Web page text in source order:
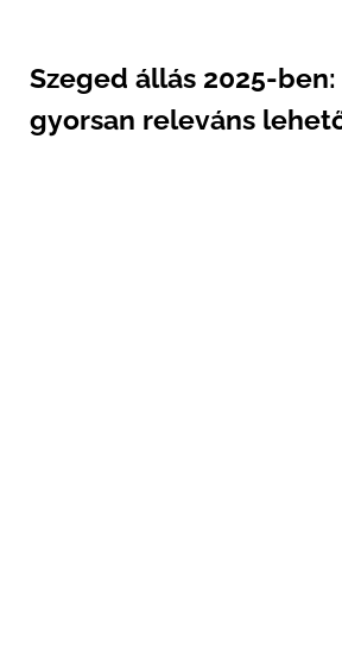
Szeged állás 2025-
gyorsan releváns